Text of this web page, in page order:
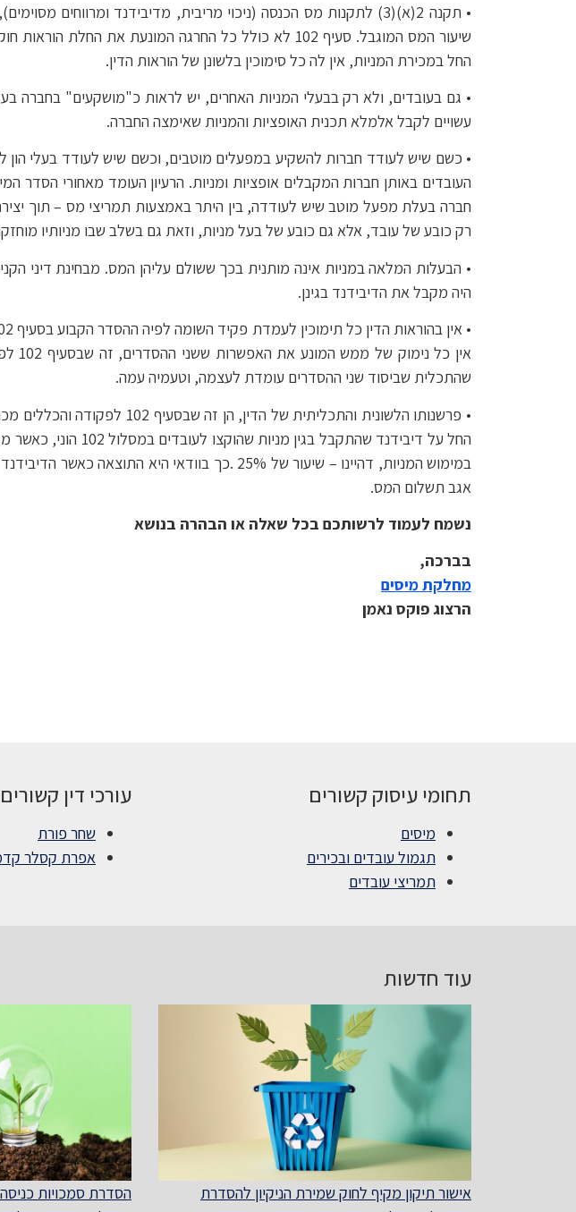
שיעור המס המוגבל. סעיף 102 לא כולל כל החרגה המונעת
החל במכירת המניות, אין לה כל סימוכין בלשונן של הוראות הדין.
• גם בעובדים, ולא רק בבעלי המניות האחרים, יש לראות כ"מושקעים" בחברה
עשויים לקבל אלמלא תכנית האופציות והמניות שאימצה החברה.
• כשם שיש לעודד חברות להשקיע במפעלים מוטבים, וכשם שיש לעודד בעלי
חברה בעלת מפעל מוטב שיש לעודדה, בין היתר באמצעות תמריצי מס – תוך
רק כובע של עובד, אלא גם כובע של בעל מניות, וזאת גם בשלב שבו מניותיו
• הבעלות המלאה במניות אינה מותנית בכך ששולם עליהן המס. מבחינת דיני
היה מקבל את הדיבידנד בגינן.
שהתכלית שביסוד שני ההסדרים עומדת לעצמה, וטעמיה עמה.
• פרשנותו הלשונית
במימוש המניות, דהיינו – שיעור של 25% .כך בוודאי היא התוצאה כאשר הדיבידנד מחולק
אגב תשלום המס.
נשמח לעמוד לרשותכם בכל שאלה או הבהרה בנושא​
בברכה,
מחלקת מיסים
הרצוג פוקס נאמן
תחומי עיסוק קשורים
מיסים
תגמול עובדים ובכירים
תמריצי עובדים
עורכי דין קשורים
שחר פורת
אפרת קסלר
עוד חדשות
אישור תיקון מקיף לחוק שמירת הניקיון להסדרת
הסדרת סמכויות